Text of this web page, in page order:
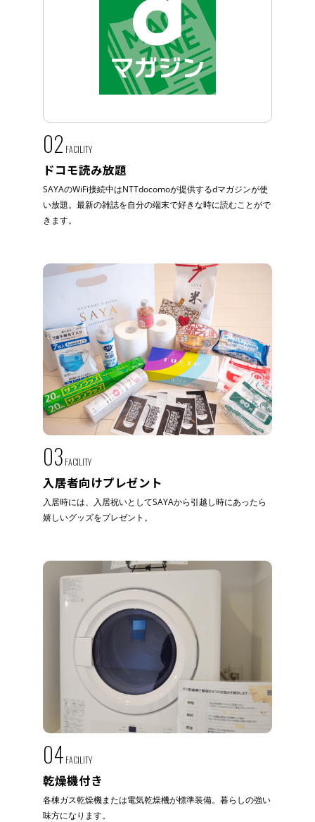
02 FACILITY
ドコモ読み放題
SAYAのWiFi接続中はNTTdocomoが提供するdマガジンが使
い放題。最新の雑誌を自分の端末で好きな時に読むことがで
きます。
03 FACILITY
入居者向けプレゼント
入居時には、入居祝いとしてSAYAから引越し時にあったら
嬉しいグッズをプレゼント。
04 FACILITY
乾燥機付き
各棟ガス乾燥機または電気乾燥機が標準装備。暮らしの強い
味方になります。